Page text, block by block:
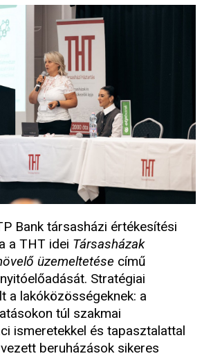
Bank társasházi értékesítési
a THT idei Társasházak
üzemeltetése című
Stratégiai
a lakóközösségeknek: a
túl szakmai
ismeretekkel és tapasztalattal
beruházások sikeres